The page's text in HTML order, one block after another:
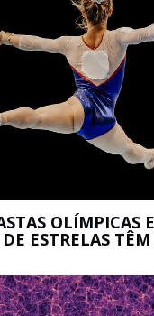
OLÍMPICAS
ESTRELAS